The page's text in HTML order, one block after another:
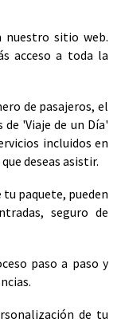
nuestro sitio web.
acceso a toda la
de pasajeros, el
'Viaje de un Día'
incluidos en
deseas asistir.
tu paquete, pueden
seguro de
paso a paso y
de tu